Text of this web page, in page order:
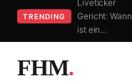
TRENDING
Liveticker
Gericht: Wann
ist ein…
FHM.